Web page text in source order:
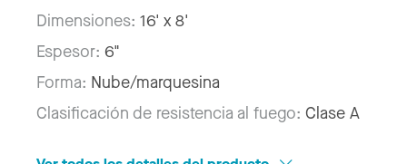
Dimensiones: 16' x 8'
Espesor: 6"
Forma: Nube/marquesina
Clasificación de resistencia al fuego: Clase A